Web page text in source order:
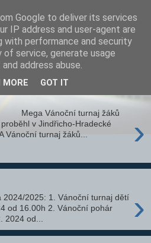
›
turnaj žáků
v Jindřicho-Hradecké
Vánoční turnaj žáků...
›
2024/2025: 1. Vánoční turnaj dětí
16.00h 2. Vánoční pohár
od...
Google to deliver its services
IP address and user-agent are
with performance and security
service, generate usage
address abuse.
MORE GOT IT